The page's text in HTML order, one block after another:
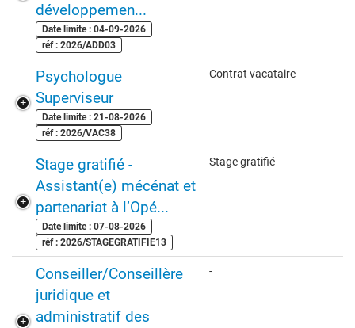
développemen...
Date limite : 04-09-2026
réf : 2026/ADD03
Psychologue
Superviseur
Date limite : 21-08-2026
réf : 2026/VAC38
Contrat vacataire
Stage gratifié -
Assistant(e) mécénat et
partenariat à l’Opé...
Date limite : 07-08-2026
réf : 2026/STAGEGRATIFIE13
Stage gratifié
Conseiller/Conseillère
juridique et
administratif des
-